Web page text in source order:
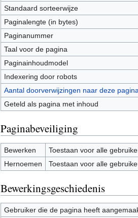
Standaard sorteerwijze
Paginalengte (in bytes)
Paginanummer
Taal voor de pagina
Paginainhoudmodel
Indexering door robots
Aantal doorverwijzingen naar deze
Geteld als pagina met inhoud
Paginabeveiliging
Bewerken
Toestaan voor alle
Hernoemen
Toestaan voor alle
Bewerkingsgeschiedenis
Gebruiker die de pagina heeft